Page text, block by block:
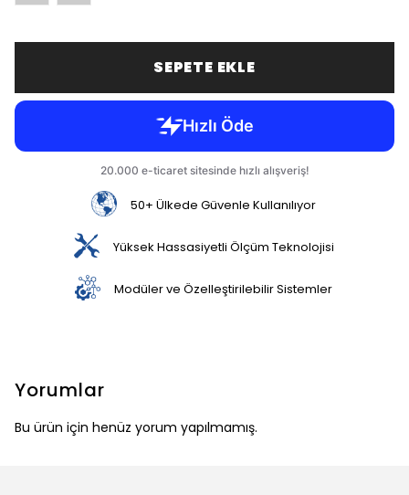
SEPETE EKLE
50+ Ülkede Güvenle Kullanılıyor
Yüksek Hassasiyetli Ölçüm Teknolojisi
Modüler ve Özelleştirilebilir Sistemler
Yorumlar
Bu ürün için henüz yorum yapılmamış.